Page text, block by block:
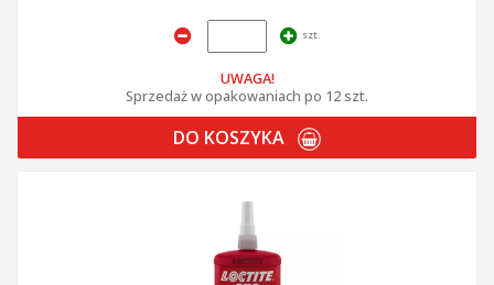
szt.
UWAGA!
Sprzedaż w opakowaniach po 12 szt.
DO KOSZYKA